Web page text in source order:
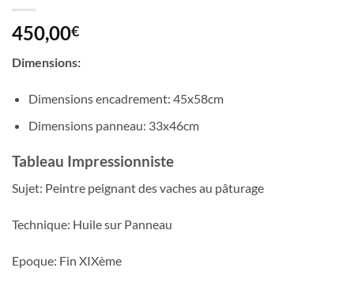
450,00€
Dimensions:
Dimensions encadrement: 45x58cm
Dimensions panneau: 33x46cm
Tableau Impressionniste
Sujet: Peintre peignant des vaches au pâturage
Technique: Huile sur Panneau
Epoque: Fin XIXème